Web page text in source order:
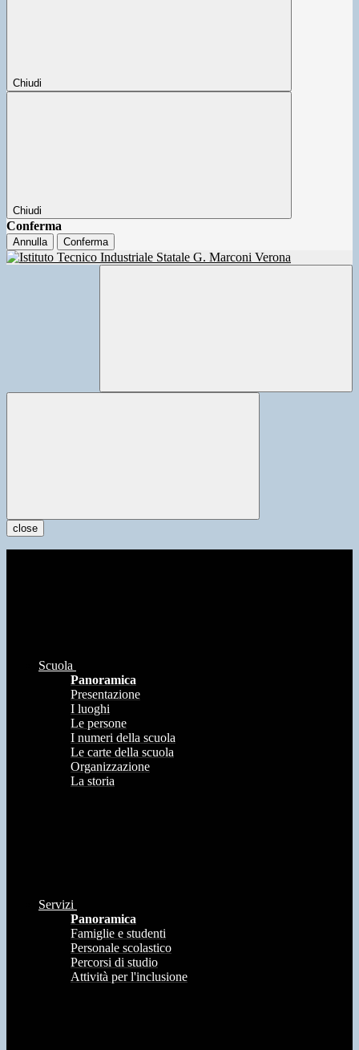
Chiudi
Chiudi
Conferma
Annulla Conferma
close
Scuola
Panoramica
Presentazione
I luoghi
Le persone
I numeri della scuola
Le carte della scuola
Organizzazione
La storia
Servizi
Panoramica
Famiglie e studenti
Personale scolastico
Percorsi di studio
Attività per l'inclusione